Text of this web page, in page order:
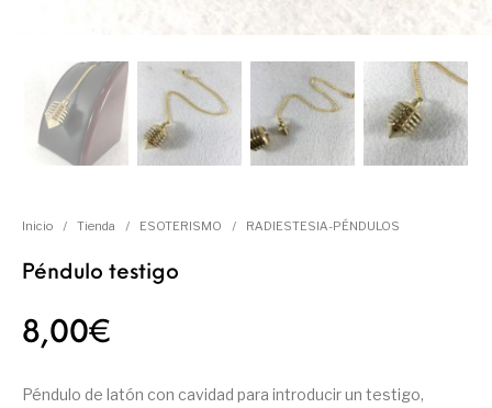
Inicio / Tienda / ESOTERISMO / RADIESTESIA-PÉNDULOS
Péndulo testigo
8,00€
Péndulo de latón con cavidad para introducir un testigo,